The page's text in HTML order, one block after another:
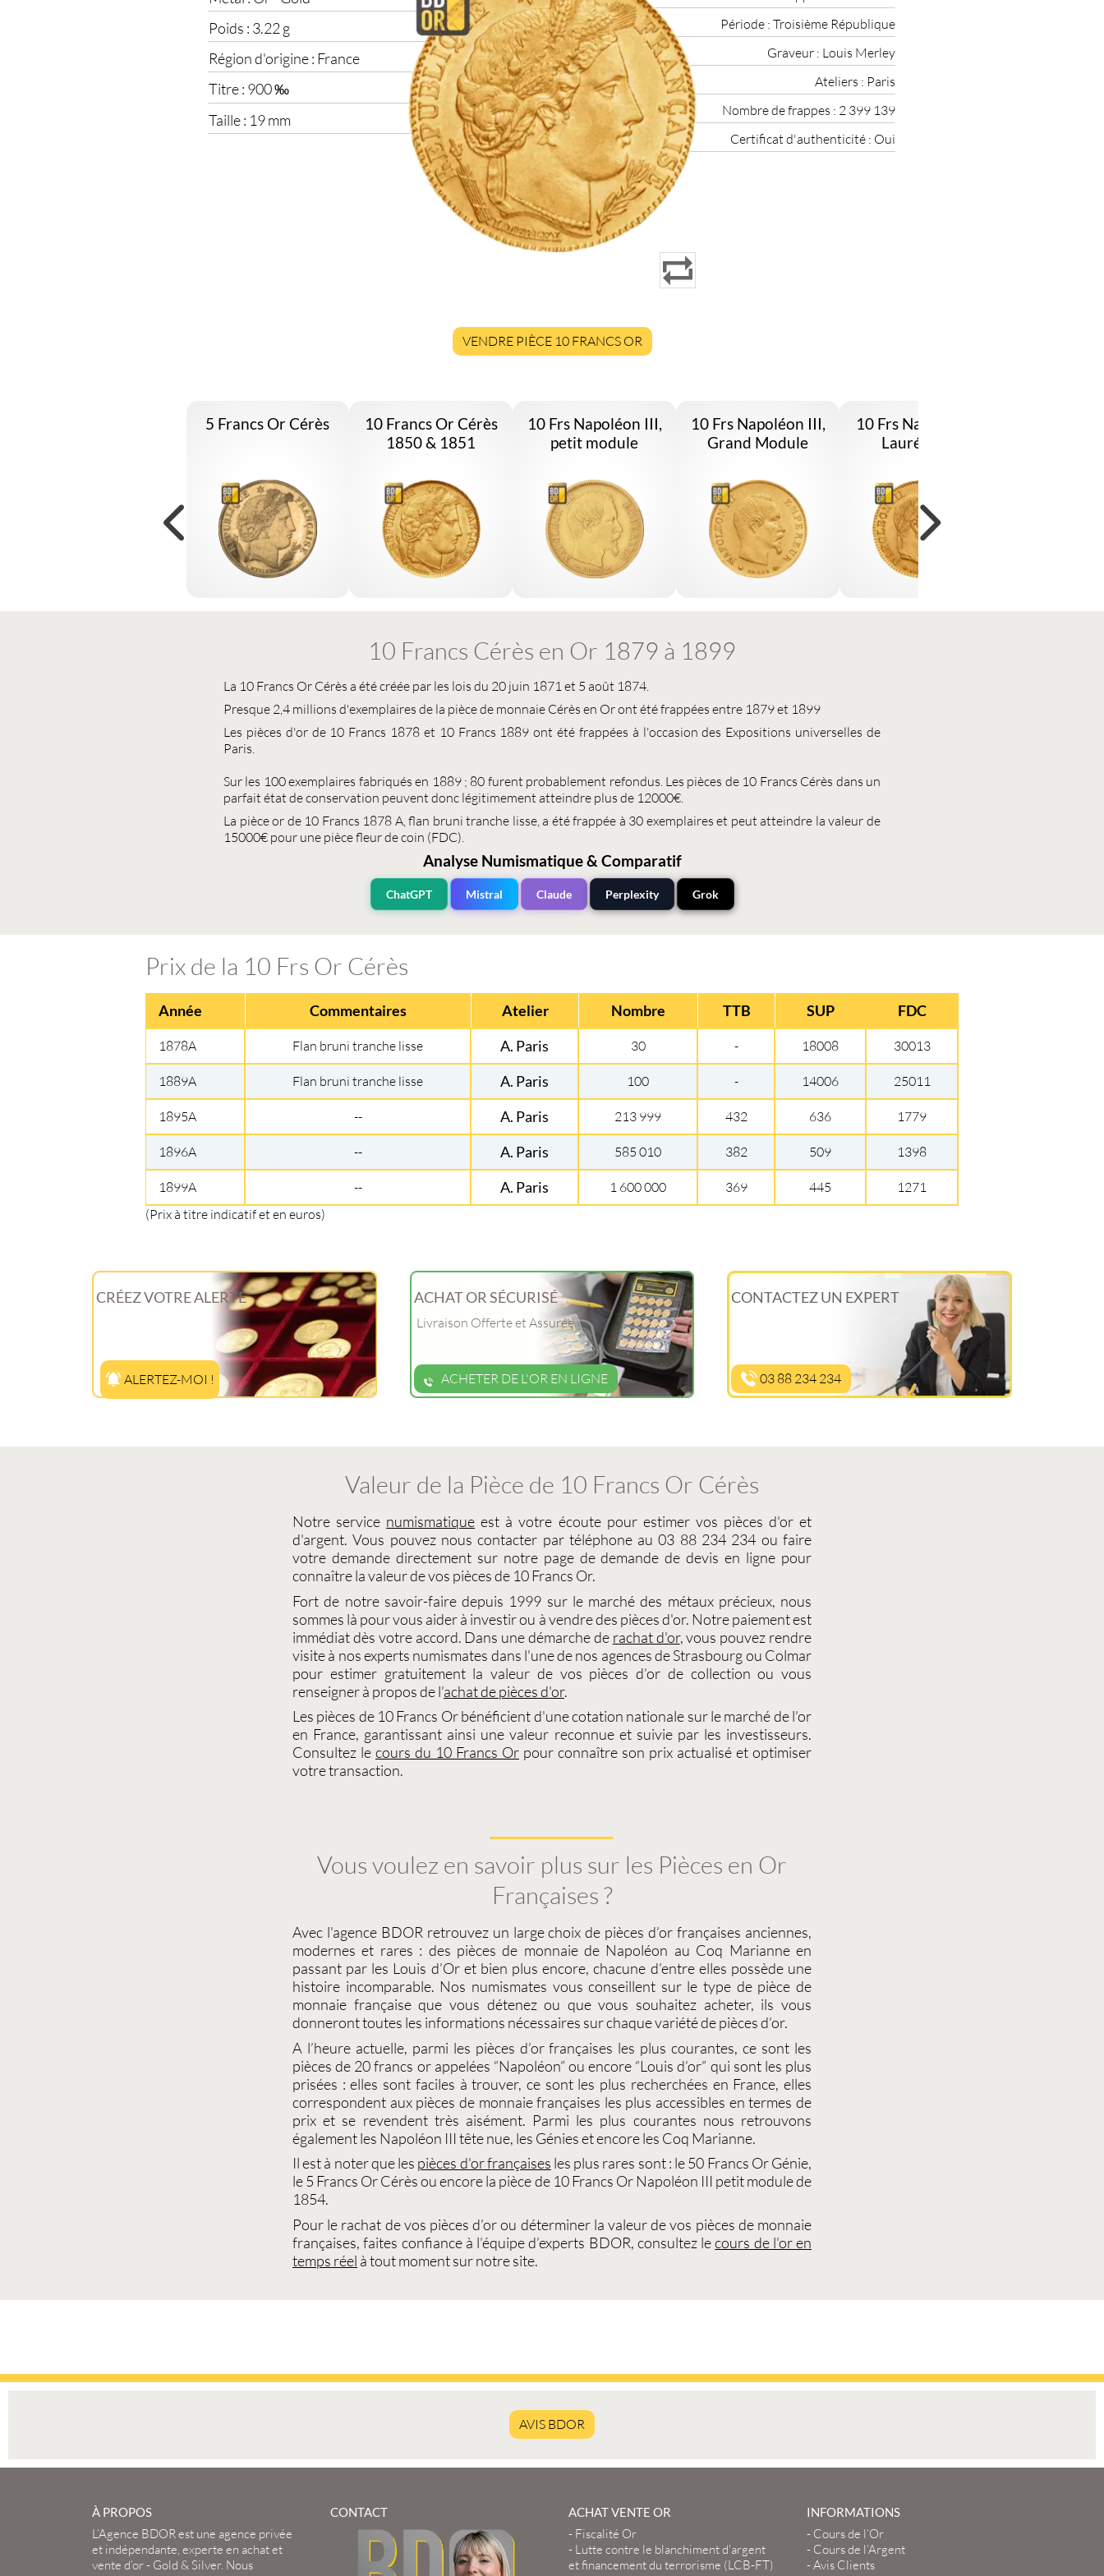
Poids : 3.22 g
Région d'origine : France
Titre : 900 ‰
Taille : 19 mm
Période :Troisième République
Graveur : Louis Merley
Ateliers : Paris
Nombre de frappes : 2 399 139
Certificat d'authenticité : Oui
VENDRE PIÈCE 10 FRANCS OR
5 Francs Or Cérès
10 Francs Or Cérès
1850 & 1851
10 Frs Napoléon III,
petit module
10 Frs Napoléon III,
Grand Module
10 Frs Napoléon III
Lauré 1862
10 Francs Cérès en Or 1879 à 1899
La 10 Francs Or Cérès a été créée par les lois du 20 juin 1871 et 5 août 1874.
Presque 2,4 millions d'exemplaires de la pièce de monnaie Cérès en Or ont été frappées entre 1879 et 1899
Les pièces d'orde 10 Francs 1878 et 10 Francs 1889 ont été frappées à l'occasion des Expositions universelles de
Paris.
Sur les 100 exemplaires fabriqués en 1889 ; 80 furent probablement refondus. Les pièces de 10 Francs Cérès dans un
parfait état de conservation peuvent donc légitimement atteindre plus de 12000€.
La pièce or de 10 Francs 1878 A, flan bruni tranche lisse, a été frappée à 30 exemplaires et peut atteindre la valeur de
15000€ pour une pièce fleur de coin (FDC).
Analyse Numismatique & Comparatif
ChatGPT Mistral Claude Perplexity Grok
Prix de la 10 Frs Or Cérès
Année Commentaires Atelier Nombre TTB SUP FDC
1878A Flan bruni tranche lisse A. Paris 30 - 18008 30013
1889A Flan bruni tranche lisse A. Paris 100 - 14006 25011
1895A -- A. Paris 213 999 432 636 1779
1896A -- A. Paris 585 010 382 509 1398
1899A -- A. Paris 1 600 000 369 445
1271
(Prix à titre indicatif et en euros)
CRÉEZ VOTRE ALERTE
ALERTEZ-MOI !
ACHAT OR SÉCURISÉ
Livraison Offerte et Assurée
ACHETER DE L'OR EN LIGNE
CONTACTEZ UN EXPERT
03 88 234 234
Valeur de la Pièce de 10 Francs Or Cérès
Notre service numismatique est à votre écoute pour estimer vos pièces d'or et
d'argent. Vous pouvez nous contacter par téléphone au 03 88 234 234 ou faire
votre demande directement sur notre page de demande de devis en ligne pour
connaître lavaleur de vos pièces de 10 Francs Or.
Fort de notre savoir-faire depuis 1999 sur le marché des métaux précieux, nous
sommes là pour vous aider à investir ou àvendre des pièces d'or. Notre paiement est
immédiat dès votre accord. Dans une démarche de rachat d'or, vous pouvez rendre
visite à nos experts numismates dans l'une de nos agences deStrasbourgou Colmar
pour estimer gratuitement la valeur de vos pièces d’or de collection ou vous
renseigner à propos de l’achat de pièces d'or.
Les pièces de 10 Francs Orbénéficient d'unecotation nationale sur lemarché de l'or
en France, garantissant ainsi une valeur reconnue et suivie par les investisseurs.
Consultez le cours du 10 Francs Or pour connaître son prix actualisé et optimiser
votre transaction.
Vous voulez en savoir plus sur les Pièces en Or
Françaises ?
Avec l'agenceBDOR retrouvez un large choix de pièces d’or françaises anciennes,
modernes et rares : des pièces de monnaie de Napoléon au Coq Marianneen
passant par les Louis d’Oret bien plus encore, chacune d’entre elles possède une
histoire incomparable. Nos numismates vous conseillent sur le type de pièce de
monnaie françaiseque vous détenez ou que vous souhaitez acheter, ils vous
donneront toutes les informations nécessaires sur chaque variété depièces d’or.
A l’heure actuelle, parmi les pièces d’or françaises les plus courantes, ce sont les
pièces de 20 francs orappelées “Napoléon” ou encore “Louis d’or” qui sont les plus
prisées : elles sont faciles à trouver, ce sont les plus recherchées en France, elles
correspondent aux pièces de monnaie françaises les plus accessibles en termes de
prix et se revendent très aisément. Parmi les plus courantes nous retrouvons
également les Napoléon III tête nue, les Génieset encore les Coq Marianne.
Il est à noter que les pièces d'or françaises les plus rares sont : le50 Francs Or Génie,
le5 Francs Or Cérèsou encore la pièce de 10 Francs Or Napoléon III petit module de
1854.
Pour le rachat de vos pièces d’orou déterminer la valeur de vos pièces de monnaie
françaises, faites confiance à l’équipe d’experts BDOR, consultez lecours de l'or en
temps réel à tout moment sur notre site.
AVIS BDOR
À PROPOS
L’Agence BDORest une agence privée
et indépendante, experte en achat et
vente d’or- Gold & Silver. Nous
CONTACT ACHAT VENTE OR
- Fiscalité Or
- Lutte contre le blanchiment d'argent
et financement du terrorisme (LCB-FT)
INFORMATIONS
- Cours de l’Or
- Cours de l’Argent
-Avis Clients